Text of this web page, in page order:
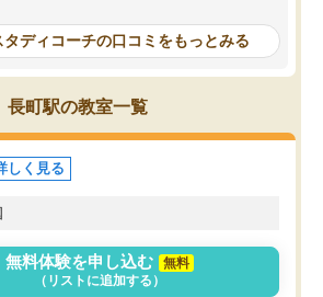
た。勉強習慣が身
ます。また、チャ
も便利でした。一
た受験勉強を、最
はこの塾のおかげ
性が良くなかったです。
モチベーションが上がら
にやめてしまいました。
の方の予定が空いていな
唯一、塾内の設備だけは
で素晴らしかったです。
タディコーチの口コミをもっとみる
長町駅の教室一覧
しく見る
無料体験を申し込む
無料
（リストに追加する）